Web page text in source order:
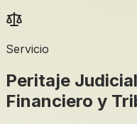
Servicio
Peritaje
Financiero y